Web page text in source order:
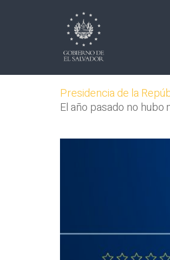
Presidencia de la
El año pasado no